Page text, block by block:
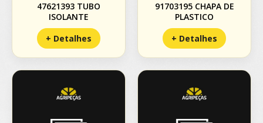
47621393 TUBO
ISOLANTE
+ Detalhes
91703195 CHAPA DE
PLASTICO
+ Detalhes